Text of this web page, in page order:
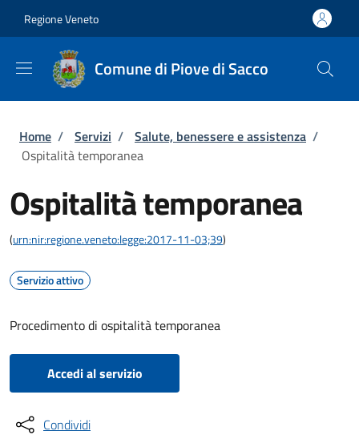
Regione Veneto
Comune di Piove di Sacco
Briciole di pane
Home / Servizi / Salute, benessere e assistenza /
Ospitalità temporanea
Ospitalità temporanea
(urn:nir:regione.veneto:legge:2017-11-03;39)
Servizio attivo
Procedimento di ospitalità temporanea
Accedi al servizio
Condividi